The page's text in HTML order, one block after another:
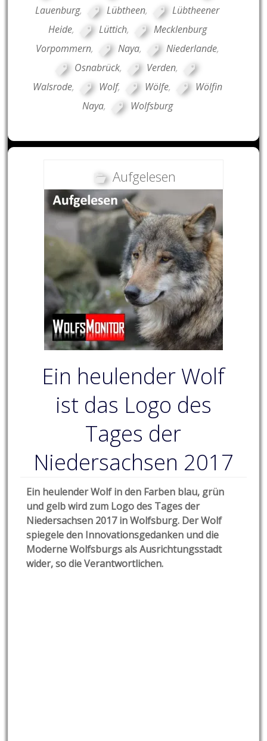
Lauenburg, Lübtheen,
Lübtheener
Heide, Lüttich,
Mecklenburg
Vorpommern, Naya, Niederlande,
Osnabrück, Verden,
Walsrode, Wolf, Wölfe,
Wölfin
Naya, Wolfsburg
Aufgelesen
Ein heulender Wolf
ist das Logo des
Tages der
Niedersachsen 2017
Ein heulender Wolf in den Farben blau, grün
und gelb wird zum Logo des Tages der
Niedersachsen 2017 in Wolfsburg. Der Wolf
spiegele den Innovationsgedanken und die
Moderne Wolfsburgs als Ausrichtungsstadt
wider, so die Verantwortlichen.